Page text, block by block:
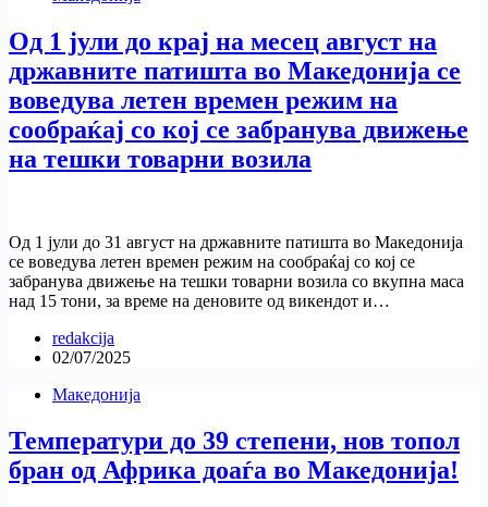
Од 1 јули до крај на месец август на
државните патишта во Македонија се
воведува летен времен режим на
сообраќај со кој се забранува движење
на тешки товарни возила
Од 1 јули до 31 август на државните патишта во Македонија
се воведува летен времен режим на сообраќај со кој се
забранува движење на тешки товарни возила со вкупна маса
над 15 тони, за време на деновите од викендот и…
redakcija
02/07/2025
Македонија
Температури до 39 степени, нов топол
бран од Африка доаѓа во Македонија!